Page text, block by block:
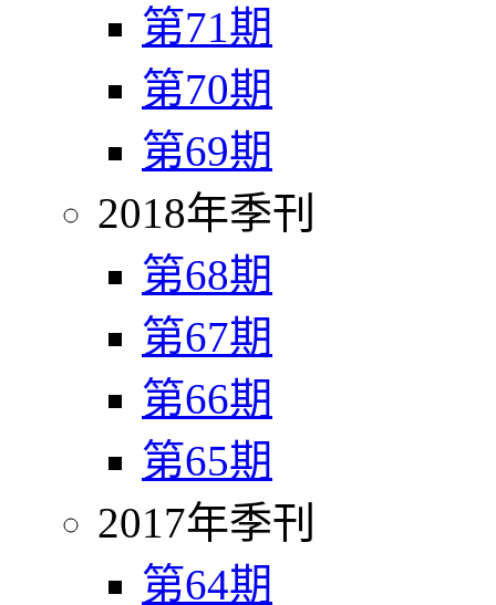
第71期
第70期
第69期
2018年季刊
第68期
第67期
第66期
第65期
2017年季刊
第64期